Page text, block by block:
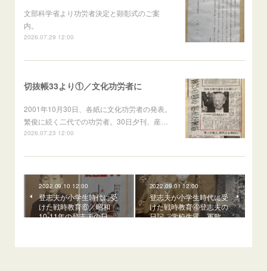
文部科学省より功労者決定と顕彰式のご案
内。
2026.07.29 12:00
切抜帳33より①／文化功労者に
2001年10月30日、各紙に文化功労者の発表。
繁俊に続く二代での功労者。30日夕刊、産…
2026.07.23 12:00
2022.09.10 12:00
登志夫が小学生時代に受
けた戦時教育⑥／昭和
10-11年の登志夫の日…
2022.09.01 12:00
登志夫が小学生時代に受
けた戦時教育④登志夫の
日記、学校生活、軍歌…